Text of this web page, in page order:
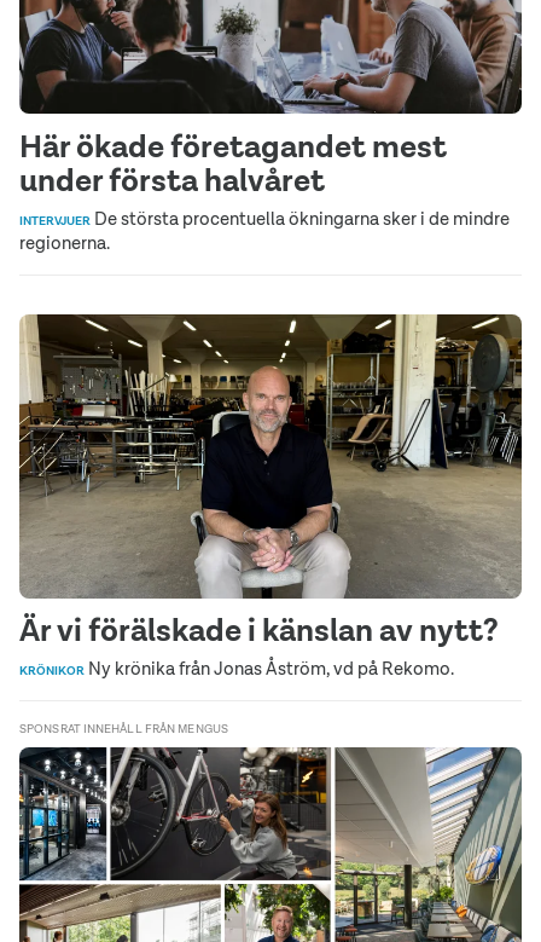
Här ökade företagandet mest
under första halvåret
INTERVJUER De största procentuella ökningarna sker i de mindre
regionerna.
Är vi förälskade i känslan av nytt?
KRÖNIKOR Ny krönika från Jonas Åström, vd på Rekomo.
SPONSRAT INNEHÅLL FRÅN MENGUS